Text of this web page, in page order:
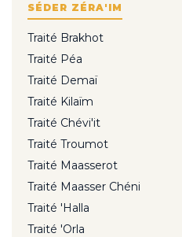
SÉDER ZÉRA'IM
Traité Brakhot
Traité Péa
Traité Demaï
Traité Kilaïm
Traité Chévi'it
Traité Troumot
Traité Maasserot
Traité Maasser Chéni
Traité 'Halla
Traité 'Orla